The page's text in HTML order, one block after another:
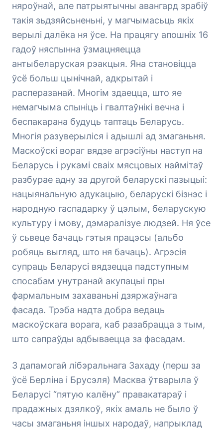
няроўнай, але патрыятычны авангард зрабіў
такія зьдзяйсьненьні, у магчымасьць якіх
верылі далёка ня ўсе. На працягу апошніх 16
гадоў няспынна ўзмацняецца
антыбеларуская рэакцыя. Яна становіцца
ўсё больш цынічнай, адкрытай і
расперазанай. Многім здаецца, што яе
немагчыма спыніць і гвалтаўнікі вечна і
беспакарана будуць таптаць Беларусь.
Многія разуверыліся і адышлі ад змаганьня.
Маскоўскі вораг вядзе агрэсіўны наступ на
Беларусь і рукамі сваіх мясцовых наймітаў
разбурае адну за другой беларускі пазыцыі:
нацыянальную адукацыю, беларускі бізнэс і
народную гаспадарку ў цэлым, беларускую
культуру і мову, дэмаралізуе людзей. Ня ўсе
ў сьвеце бачаць гэтыя працэсы (альбо
робяць выгляд, што ня бачаць). Агрэсія
супраць Беларусі вядзецца падступным
спосабам унутранай акупацыі пры
фармальным захаваньні дзяржаўнага
фасада. Трэба надта добра ведаць
маскоўскага ворага, каб разабрацца з тым,
што сапраўды адбываецца за фасадам.
З дапамогай лібэральнага Захаду (перш за
ўсё Берліна і Брусэля) Масква ўтварыла ў
Беларусі “пятую калёну” правакатараў і
прадажных дзялкоў, якіх амаль не было ў
часы змаганьня іншых народаў, напрыклад